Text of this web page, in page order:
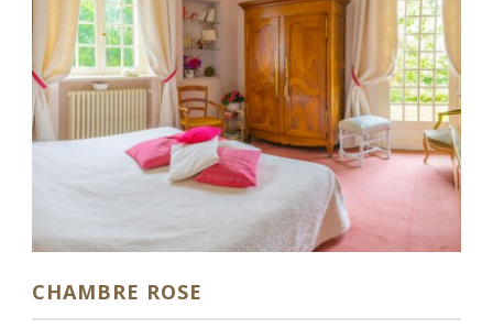
CHAMBRE ROSE